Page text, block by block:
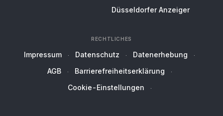
Düsseldorfer Anzeiger
RECHTLICHES
Impressum Datenschutz
Datenerhebung
AGB
Barrierefreiheitserklärung
Cookie-Einstellungen